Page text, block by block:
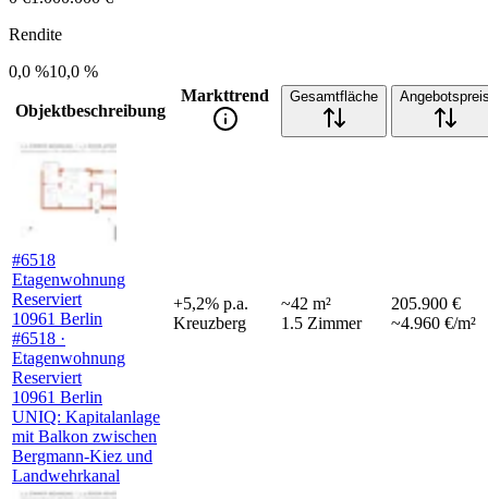
Rendite
0,0 %10,0 %
Objektbeschreibung
Markttrend Gesamtfläche
#6518
Etagenwohnung
Reserviert
10961 Berlin
#6518 ·
Etagenwohnung
Reserviert
10961 Berlin
UNIQ: Kapitalanlage
mit Balkon zwischen
Bergmann-Kiez und
Landwehrkanal
+5,2% p.a.
Kreuzberg
~42 m²
1.5 Zimmer
205.900 €
~4.960 €/m²